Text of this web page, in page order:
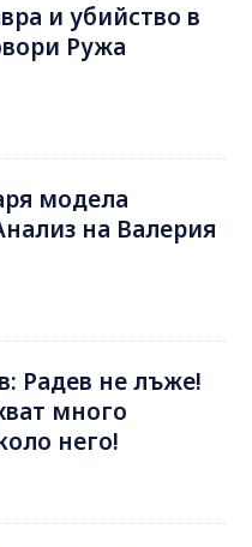
и убийство в
Ружа
модела
на Валерия
Радев не лъже!
много
него!